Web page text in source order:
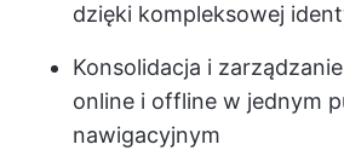
dzięki kompleksowej
Konsolidacja i
online i offline w jednym
nawigacyjnym